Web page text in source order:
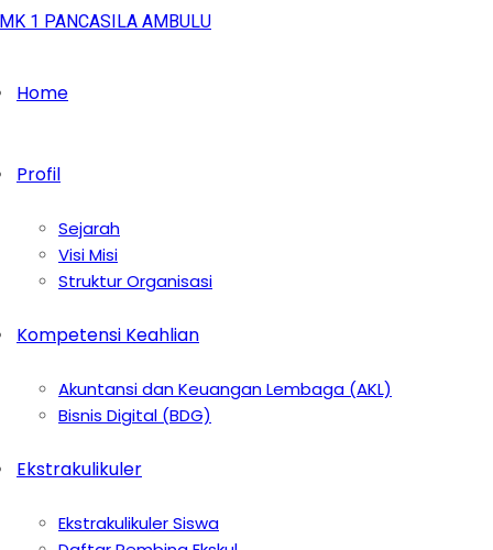
Home
Profil
Sejarah
Visi Misi
Struktur Organisasi
Kompetensi Keahlian
Akuntansi dan Keuangan Lembaga (AKL)
Bisnis Digital (BDG)
Ekstrakulikuler
Ekstrakulikuler Siswa